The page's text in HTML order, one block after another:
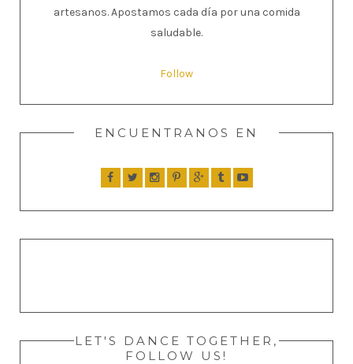
artesanos. Apostamos cada día por una comida
saludable.
Follow
ENCUENTRANOS EN
LET'S DANCE TOGETHER,
FOLLOW US!